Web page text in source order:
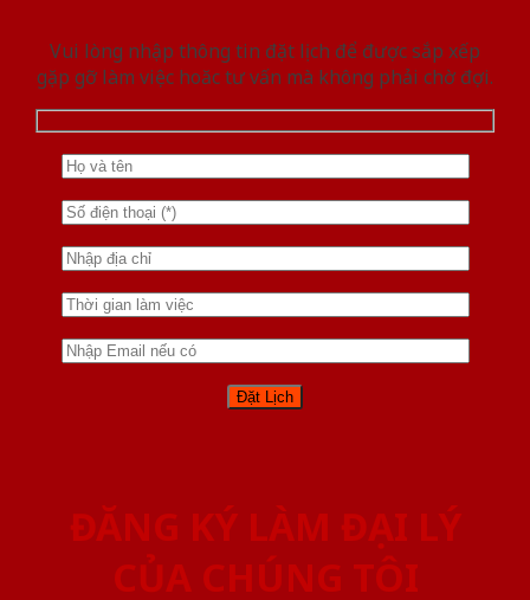
Vui lòng nhập thông tin đặt lịch để được sắp xếp
gặp gỡ làm việc hoăc tư vấn mà không phải chờ đợi.
ĐĂNG KÝ LÀM ĐẠI LÝ
CỦA CHÚNG TÔI